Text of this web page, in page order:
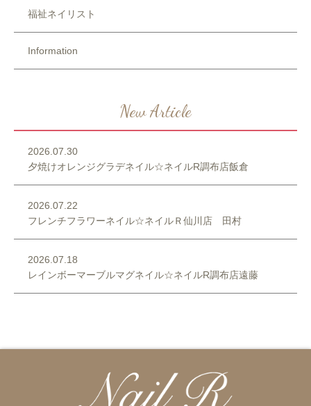
福祉ネイリスト
Information
New Article
2026.07.30
夕焼けオレンジグラデネイル☆ネイルR調布店飯倉
2026.07.22
フレンチフラワーネイル☆ネイルＲ仙川店 田村
2026.07.18
レインボーマーブルマグネイル☆ネイルR調布店遠藤